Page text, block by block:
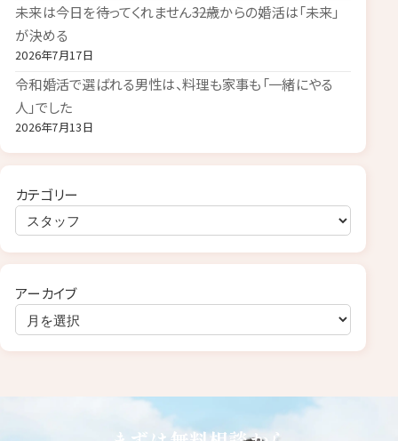
未来は今日を待ってくれません――32歳からの婚活は「未来」
が決める
2026年7月17日
令和婚活で選ばれる男性は、料理も家事も「一緒にやる
人」でした
2026年7月13日
カテゴリー
アーカイブ